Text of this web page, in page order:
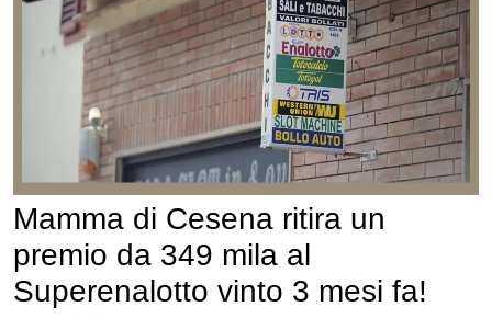
Mamma di Cesena ritira un
premio da 349 mila al
Superenalotto vinto 3 mesi fa!